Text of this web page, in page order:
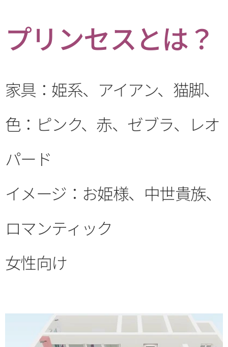
プリンセスとは？
家具：姫系、アイアン、猫脚、
色：ピンク、赤、ゼブラ、レオ
パード
イメージ：お姫様、中世貴族、
ロマンティック
女性向け